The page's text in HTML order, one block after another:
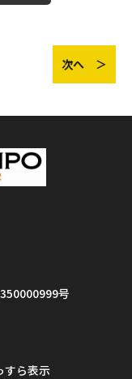
次へ ＞
号
すら表示